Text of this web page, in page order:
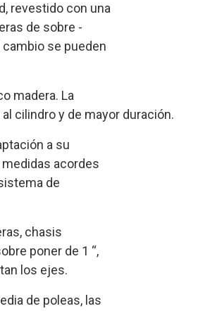
revestido con una
de sobre -
se pueden
madera. La
cilindro y de mayor duración.
a su
acordes
de
chasis
poner de 1 “,
los ejes.
de poleas, las